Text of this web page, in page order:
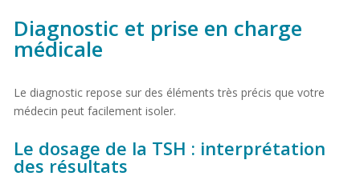
Diagnostic et prise en charge
médicale
Le diagnostic repose sur des éléments très précis que votre
médecin peut facilement isoler.
Le dosage de la TSH : interprétation
des résultats